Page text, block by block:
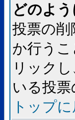
どのよ
投票の削
か行う
リック
いる投
トップ